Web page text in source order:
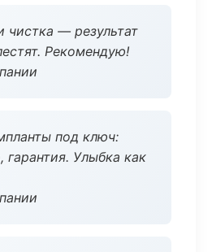
чистка — результат
Рекомендую!
под ключ:
гарантия. Улыбка как